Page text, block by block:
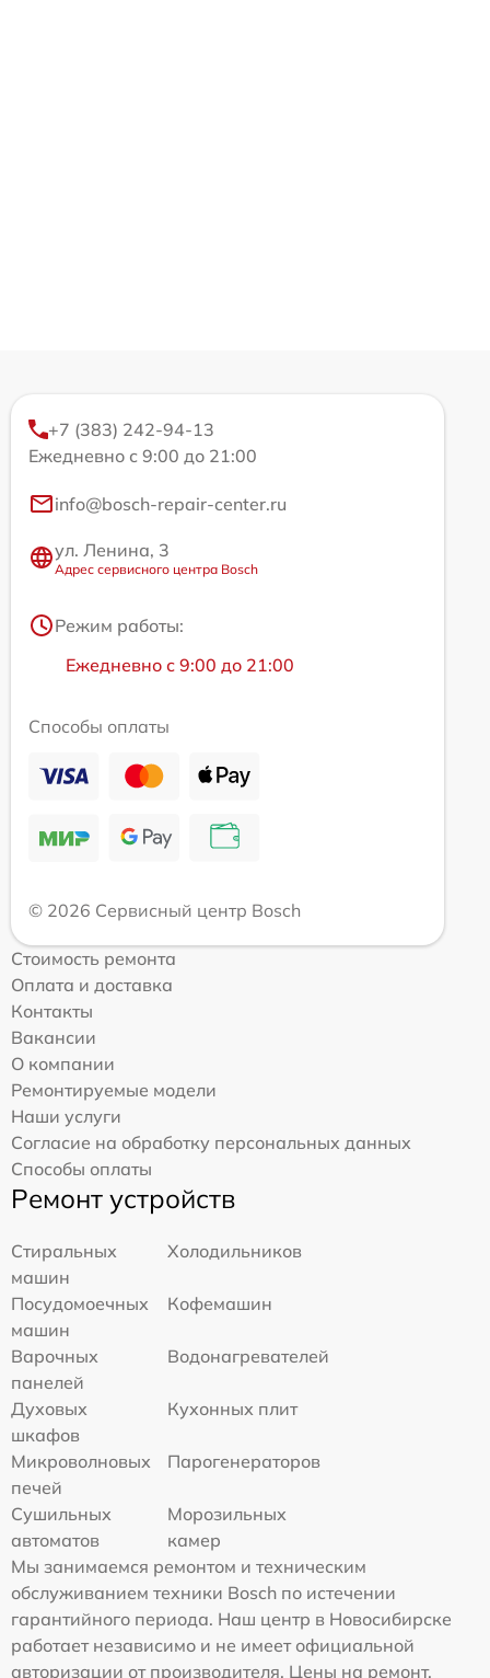
+7 (383) 242-94-13
Ежедневно с 9:00 до 21:00
info@bosch-repair-center.ru
ул. Ленина, 3
Адрес сервисного центра Bosch
Режим работы:
Ежедневно с 9:00 до 21:00
Способы оплаты
© 2026 Сервисный центр Bosch
Стоимость ремонта
Оплата и доставка
Контакты
Вакансии
О компании
Ремонтируемые модели
Наши услуги
Согласие на обработку персональных данных
Способы оплаты
Ремонт устройств
Стиральных
машин
Холодильников
Посудомоечных
машин
Кофемашин
Варочных
панелей
Водонагревателей
Духовых
шкафов
Кухонных плит
Микроволновых
печей
Парогенераторов
Сушильных
автоматов
Морозильных
камер
Мы занимаемся ремонтом и техническим
обслуживанием техники Bosch по истечении
гарантийного периода. Наш центр в Новосибирске
работает независимо и не имеет официальной
авторизации от производителя. Цены на ремонт,